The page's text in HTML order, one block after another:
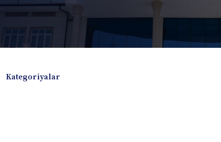
Kategoriyalar